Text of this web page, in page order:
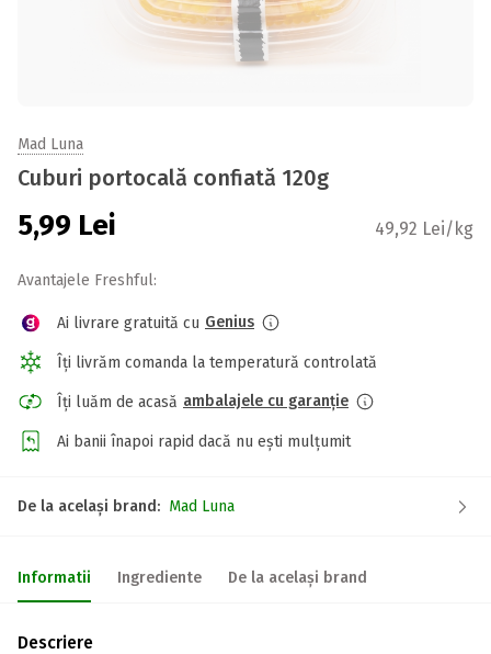
Mad Luna
Cuburi portocală confiată 120g
5,99 Lei 49,92 Lei/kg
Avantajele Freshful:
Ai livrare gratuită cu Genius
Îți livrăm comanda la temperatură controlată
Îți luăm de acasă ambalajele cu garanție
Ai banii înapoi rapid dacă nu ești mulțumit
De la același brand: Mad Luna
Informatii Ingrediente De la același brand
Descriere